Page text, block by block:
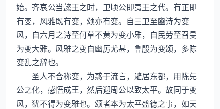
始。齐哀公当懿王之时，卫顷公即夷王之代。有正即
有变，风雅既有变，颂亦有变。自王卫至豳诗为变
风，自六月之诗至何草不黄为变小雅，自民劳至召旻
为变大雅。风雅之变自幽厉尤甚，鲁殷为变颂，多陈
变乱之辞也。
圣人不合称变，为惑于流言，避居东都，用陈先
公之化，感悟成王，然后迎周公以致太平。故同于变
风，犹不得为变雅也。颂者本为太平盛徳之事，如天